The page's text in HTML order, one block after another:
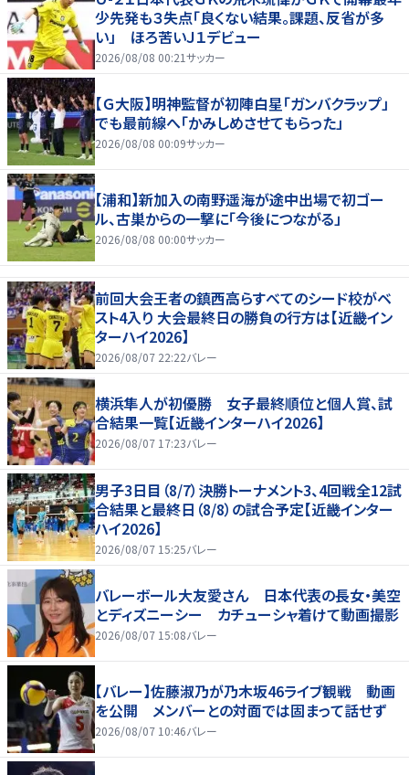
少先発も３失点「良くない結果。課題、反省が多
い」 ほろ苦いＪ１デビュー
2026/08/08 00:21サッカー
【Ｇ大阪】明神監督が初陣白星「ガンバクラップ」
でも最前線へ「かみしめさせてもらった」
2026/08/08 00:09サッカー
【浦和】新加入の南野遥海が途中出場で初ゴー
ル、古巣からの一撃に「今後につながる」
2026/08/08 00:00サッカー
前回大会王者の鎮西高らすべてのシード校がベ
スト4入り 大会最終日の勝負の行方は【近畿イン
ターハイ2026】
2026/08/07 22:22バレー
横浜隼人が初優勝 女子最終順位と個人賞、試
合結果一覧【近畿インターハイ2026】
2026/08/07 17:23バレー
男子3日目（8/7）決勝トーナメント3、4回戦全12試
合結果と最終日（8/8）の試合予定【近畿インター
ハイ2026】
2026/08/07 15:25バレー
バレーボール大友愛さん 日本代表の長女・美空
とディズニーシー カチューシャ着けて動画撮影
2026/08/07 15:08バレー
【バレー】佐藤淑乃が乃木坂46ライブ観戦 動画
を公開 メンバーとの対面では固まって話せず
2026/08/07 10:46バレー